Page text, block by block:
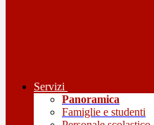
Servizi
Panoramica
Famiglie e studenti